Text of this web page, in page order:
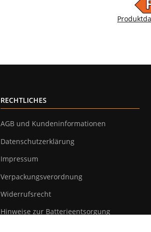
RECHTLICHES
AGB und Kundeninformationen
Datenschutzerklärung
Impressum
Verpackungsverordnung
Widerrufsrecht
Hinweise zur Batterieentsorgung